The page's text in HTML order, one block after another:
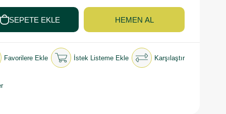
Favorilere Ekle İstek Listeme Ekle Karşılaştır